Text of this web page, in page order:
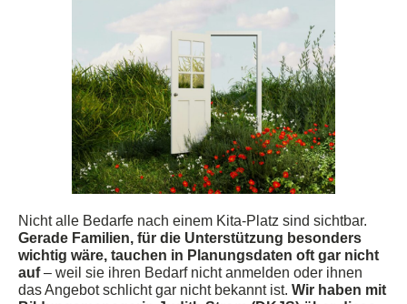
Nicht alle Bedarfe nach einem Kita-Platz sind sichtbar.
Gerade Familien, für die Unterstützung besonders
wichtig wäre, tauchen in Planungsdaten oft gar nicht
auf– weil sie ihren Bedarf nicht anmelden oder ihnen
das Angebot schlicht gar nicht bekannt ist. Wir haben mit